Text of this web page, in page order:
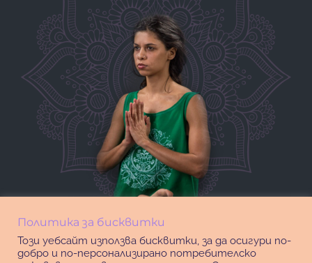
Политика за бисквитки
Този уебсайт използва бисквитки, за да осигури по-
добро и по-персонализирано потребителско